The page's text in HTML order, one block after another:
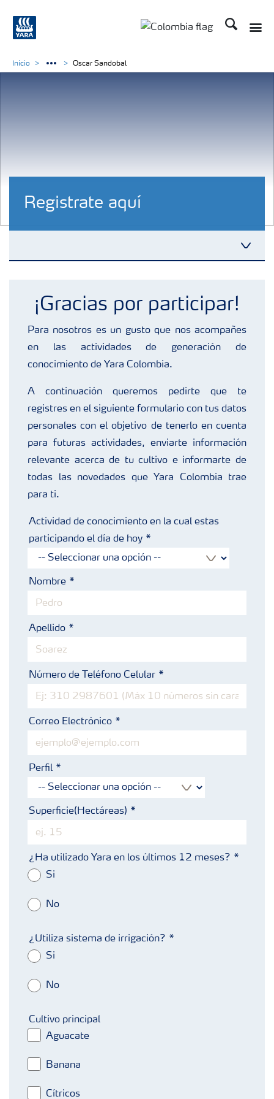
Buscar
Registrate aquí
Portafolio de Agricultura Digital
Cultivos
Deficiencias
Inicio Oscar Sandobal
¡Gracias por participar!
Para nosotros es un gusto que nos acompañes
en las actividades de generación de
conocimiento de Yara Colombia.
A continuación queremos pedirte que te
registres en el siguiente formulario con tus datos
personales con el objetivo de tenerlo en cuenta
para futuras actividades, enviarte información
relevante acerca de tu cultivo e informarte de
todas las novedades que Yara Colombia trae
para ti.
Actividad de conocimiento en la cual estas
participando el día de hoy
Nombre
Apellido
Número de Teléfono Celular
Correo Electrónico
Perfil
Superficie(Hectáreas)
¿Ha utilizado Yara en los últimos 12 meses?
Si
No
¿Utiliza sistema de irrigación?
Si
No
Cultivo principal
Aguacate
Banana
Cítricos